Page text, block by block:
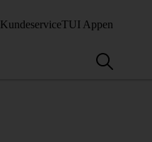
KundeserviceTUI Appen